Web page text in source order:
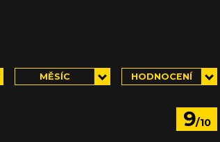
MĚSÍC HODNOCENÍ
9/10